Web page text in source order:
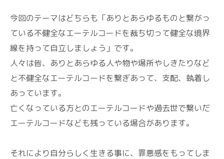
今回のテーマはどちらも「ありとあらゆるものと繋がっ
ている不健全なエーテルコードを裁ち切って健全な境界
線を持って自立しましょう」です。
人々は皆、ありとあらゆる人や物や場所やしきたりなど
と不健全なエーテルコードを繋ぎあって、支配、執着し
あっています。
亡くなっている方とのエーテルコードや過去世で繋いだ
エーテルコードなども残っている場合があります。
それにより自分らしく生きる事に、罪悪感をもってしま